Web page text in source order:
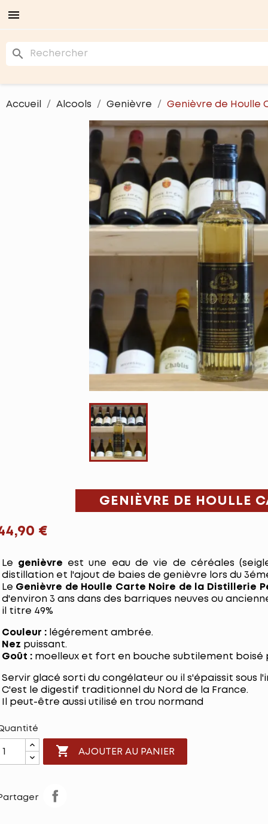

search
Accueil Alcools Genièvre Genièvre de Houlle
GENIÈVRE DE HOULLE
€
Le genièvre est une eau de vie de céréales
distillation et l'ajout de baies de genièvre lors du
Le Genièvre de Houlle Carte Noire de la Distillerie
d'environ 3 ans dans des barriques neuves ou
il titre 49%
Couleur :légérement ambrée.
Nez puissant.
Goût :moelleux et fort en bouche subtilement boisé
Servir glacé sorti du congélateur ou il s'épaissit sous
C'est le digestif traditionnel du Nord de la France.
Il peut-être aussi utilisé en trou normand
 AJOUTER AU PANIER